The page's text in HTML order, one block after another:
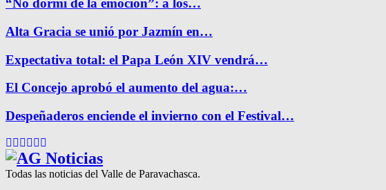
“No dormí de la emoción”: a los…
Alta Gracia se unió por Jazmín en…
Expectativa total: el Papa León XIV vendrá…
El Concejo aprobó el aumento del agua:…
Despeñaderos enciende el invierno con el Festival…
Facebook
Twitter
Instagram
Pinterest
Google
Todas las noticias del Valle de Paravachasca.